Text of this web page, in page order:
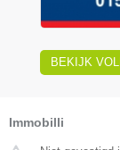
BEKIJK
Immobilli